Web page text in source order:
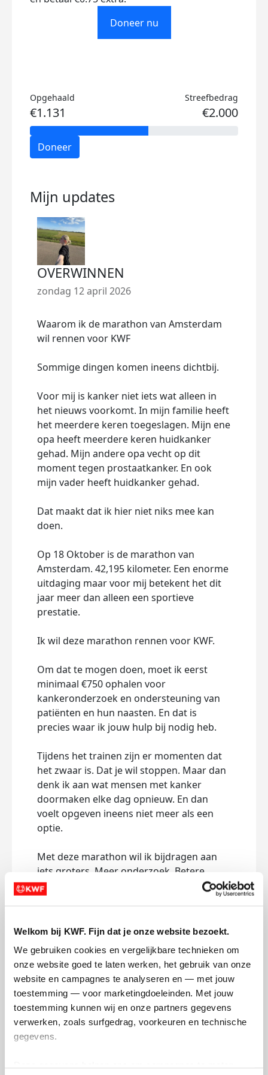
Welkom bij KWF. Fijn dat je onze website bezoekt.
We gebruiken cookies en vergelijkbare technieken om
onze website goed te laten werken, het gebruik van onze
website en campagnes te analyseren en — met jouw
toestemming — voor marketingdoeleinden. Met jouw
toestemming kunnen wij en onze partners gegevens
verwerken, zoals surfgedrag, voorkeuren en technische
gegevens.
Doneer nu
Opgehaald
€1.131
Streefbedrag
€2.000
Doneer
Mijn updates
OVERWINNEN
zondag 12 april 2026
Waarom ik de marathon van Amsterdam
wil rennen voor KWF
Sommige dingen komen ineens dichtbij.
Voor mij is kanker niet iets wat alleen in
het nieuws voorkomt. In mijn familie heeft
het meerdere keren toegeslagen. Mijn ene
opa heeft meerdere keren huidkanker
gehad. Mijn andere opa vecht op dit
moment tegen prostaatkanker. En ook
mijn vader heeft huidkanker gehad.
Dat maakt dat ik hier niet niks mee kan
doen.
Op 18 Oktober is de marathon van
Amsterdam. 42,195 kilometer. Een enorme
uitdaging maar voor mij betekent het dit
jaar meer dan alleen een sportieve
prestatie.
Ik wil deze marathon rennen voor KWF.
Om dat te mogen doen, moet ik eerst
minimaal €750 ophalen voor
kankeronderzoek en ondersteuning van
patiënten en hun naasten. En dat is
precies waar ik jouw hulp bij nodig heb.
Tijdens het trainen zijn er momenten dat
het zwaar is. Dat je wil stoppen. Maar dan
denk ik aan wat mensen met kanker
doormaken elke dag opnieuw. En dan
voelt opgeven ineens niet meer als een
optie.
Met deze marathon wil ik bijdragen aan
iets groters. Meer onderzoek. Betere
behandelingen. En hopelijk een toekomst
waarin kanker minder levens bepaalt.
Daarom wil ik jou vragen om mij te
help je mij om dit doel te halen én draag je
bij aan de strijd tegen kanker. Ook door dit
verhaal te delen maak je al verschil.
Ik wil hier echt voor gaan. Hopelijk samen
met jou.